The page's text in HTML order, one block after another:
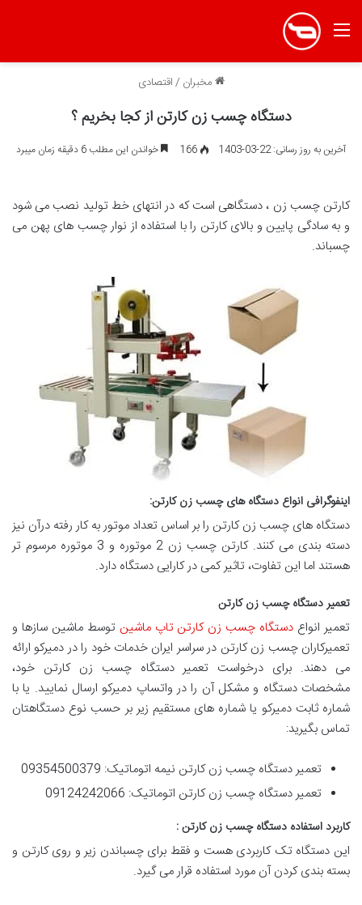
منو
مخبران /اقتصادی
دستگاه چسب زن کارتن از کجا بخریم ؟
آخرین به روز رسانی: 22-03-1403 166 خواندن این مطلب 6 دقیقه زمان میبرد
کارتن چسب زن ، دستگاهی است که در انتهای خط تولید نصب می شود
و به سادگی پایین و بالای کارتن را با استفاده از نوار چسب های پهن می
چسباند.
اینفوگرافی انواع دستگاه های چسب زن کارتن:
دستگاه های چسب زن کارتن را بر اساس تعداد موتور به کار رفته درآن نیز
دسته بندی می کنند. کارتن چسب زن 2 موتوره و 3 موتوره مرسوم تر
هستند اما این تفاوت، تاثیر کمی در کارایی دستگاه دارد.
تعمیر دستگاه چسب زن کارتن
تعمیر انواع دستگاه چسب زن کارتن تاپ ماشین توسط ماشین سازها و
تعمیرکاران چسب زن کارتن در سراسر ایران خدمات خود را در دمیرکو ارائه
می دهند. برای درخواست تعمیر دستگاه چسب زن کارتن خود،
مشخصات دستگاه و مشکل آن را در واتساپ دمیرکو ارسال نمایید. یا با
شماره ثابت دمیرکو یا شماره های مستقیم زیر بر حسب نوع دستگاهتان
تماس بگیرید:
تعمیر دستگاه چسب زن کارتن نیمه اتوماتیک: 09354500379
تعمیر دستگاه چسب زن کارتن اتوماتیک: 09124242066
کاربرد استفاده دستگاه چسب زن کارتن:
این دستگاه تک کاربردی هست و فقط برای چسباندن زیر و روی کارتن و
بسته بندی کردن آن مورد استفاده قرار می گیرد.